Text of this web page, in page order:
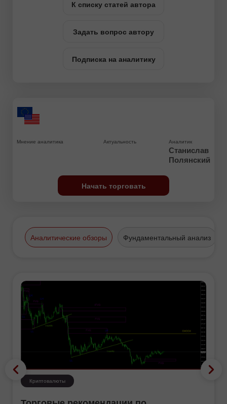
К списку статей автора
Задать вопрос автору
Подписка на аналитику
Мнение аналитика Актуальность Аналитик
Станислав
Полянский
Начать торговать
Аналитические обзоры Фундаментальный анализ
Криптовалюты